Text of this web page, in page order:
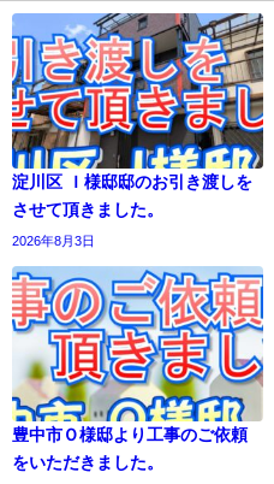
淀川区 Ｉ様邸邸のお引き渡しを
させて頂きました。
2026年8月3日
豊中市Ｏ様邸より工事のご依頼
をいただきました。